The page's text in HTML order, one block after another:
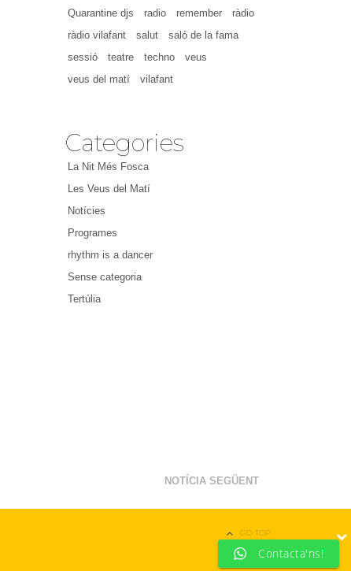
Quarantine djs
radio remember
ràdio
ràdio vilafant
salut
saló de la fama
sessió
teatre techno
veus
veus del matí
vilafant
Categories
La Nit Més Fosca
Les Veus del Matí
Notícies
Programes
rhythm is a dancer
Sense categoria
Tertúlia
NOTÍCIA SEGÜENT
GO TOP
Contacta'ns!